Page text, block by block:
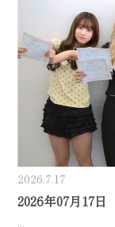
2026.7.17
2026年07月17
...